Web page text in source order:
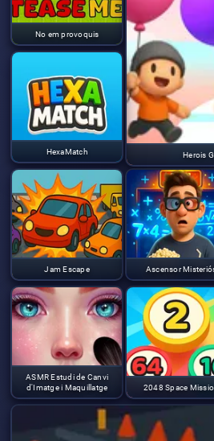
No em provoquis
Herois
HexaMatch
Jam Escape Ascensor
ASMR Estudi de Canvi
d'Imatge i Maquillatge
2048 Space